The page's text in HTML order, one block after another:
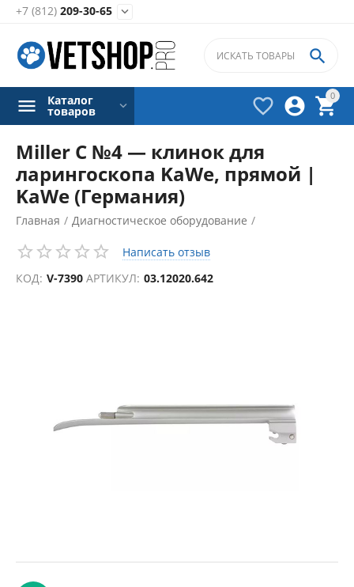
+7 (812) 209-30-65 
0




Каталог
товаров
Miller С №4 — клинок для
ларингоскопа KaWe, прямой |
KaWe (Германия)
Главная / Диагностическое оборудование /
Ларингоскопы / Клинки ларингоскопов
Написать отзыв
КОД: V-7390 АРТИКУЛ: 03.12020.642